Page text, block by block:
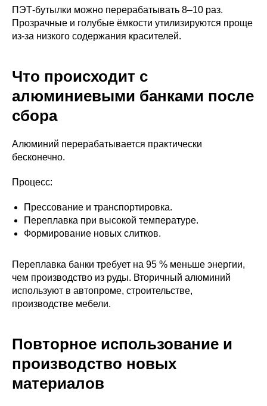
ПЭТ‑бутылки можно перерабатывать 8–10 раз.
Прозрачные и голубые ёмкости утилизируются проще
из‑за низкого содержания красителей.
Что происходит с
алюминиевыми банками после
сбора
Алюминий перерабатывается практически
бесконечно.
Процесс:
Прессование и транспортировка.
Переплавка при высокой температуре.
Формирование новых слитков.
Переплавка банки требует на 95 % меньше энергии,
чем производство из руды. Вторичный алюминий
используют в автопроме, строительстве,
производстве мебели.
Повторное использование и
производство новых
материалов